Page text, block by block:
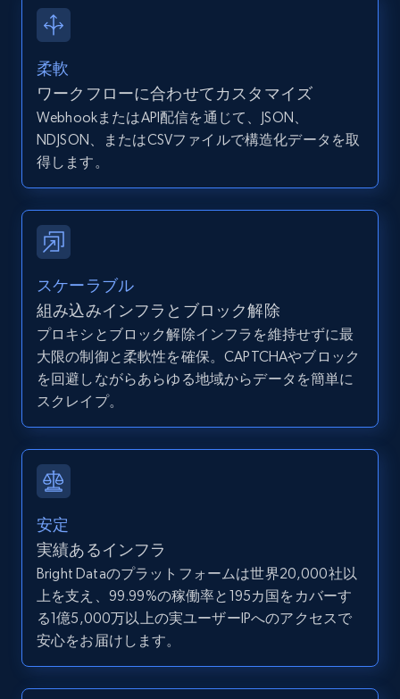
12K+
Zillow properties listing information -
Discover by custom filters - location, home
type and status
IsCurrentSignedInAgentResponsible, Bedrooms,
and more.
12K+ 1.3K+ 無料トライアル
Zillow properties listing information -
Zpid, City, State, HomeStatus, Address,
IsListingClaimedByCurrentSignedInUser,
and more.
12K+ 1.3K+ 無料トライアル
URL, ID, User id, Use url, Title, Headline, Post
柔軟
ワークフローに合わせてカスタマイズ
WebhookまたはAPI配信を通じて、JSON、
NDJSON、またはCSVファイルで構造化データを取
得します。
スケーラブル
組み込みインフラとブロック解除
プロキシとブロック解除インフラを維持せずに最
大限の制御と柔軟性を確保。CAPTCHAやブロック
を回避しながらあらゆる地域からデータを簡単に
スクレイプ。
安定
実績あるインフラ
Bright Dataのプラットフォームは世界20,000社以
上を支え、99.99%の稼働率と195カ国をカバーす
る1億5,000万以上の実ユーザーIPへのアクセスで
安心をお届けします。